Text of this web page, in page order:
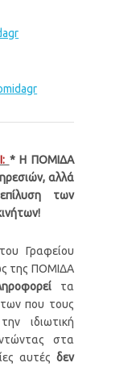
* Η ΠΟΜΙΔΑ
αλλά
των
Γραφείου
της ΠΟΜΙΔΑ
τα
που τους
ιδιωτική
στα
αυτές δεν